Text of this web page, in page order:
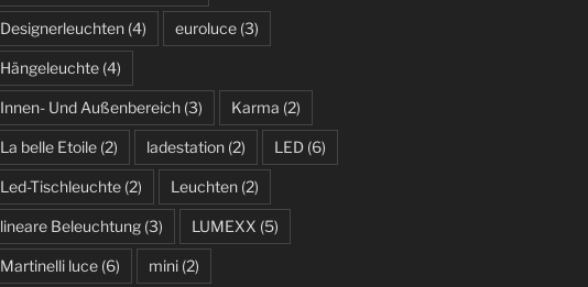
Designerleuchten(4) euroluce(3)
Hängeleuchte(4)
Innen- Und Außenbereich(3) Karma (2)
La belle Etoile(2) ladestation(2) LED(6)
Led-Tischleuchte(2) Leuchten(2)
lineare Beleuchtung(3) LUMEXX (5)
Martinelli luce(6) mini(2)